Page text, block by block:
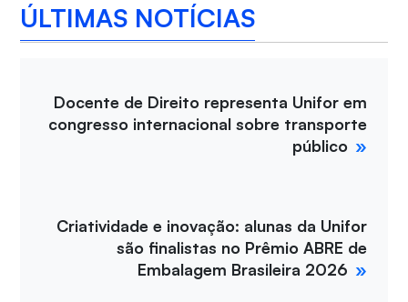
ÚLTIMAS NOTÍCIAS
Docente de Direito representa Unifor em
congresso internacional sobre transporte
público
Criatividade e inovação: alunas da Unifor
são finalistas no Prêmio ABRE de
Embalagem Brasileira 2026